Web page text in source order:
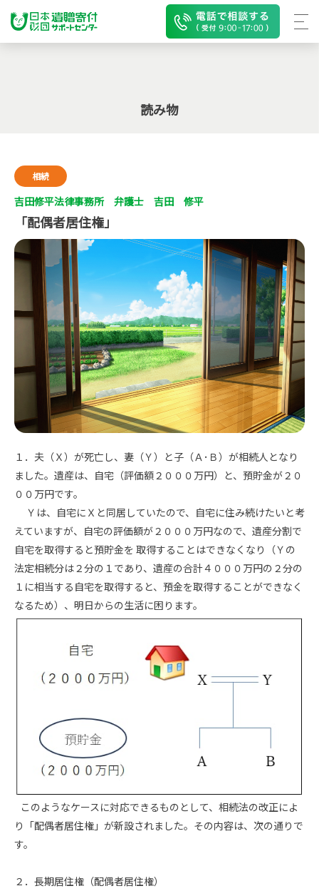
読み物
相続
吉田修平法律事務所 弁護士 吉田 修平
「配偶者居住権」
１．夫（Ｘ）が死亡し、妻（Ｙ）と子（Ａ･Ｂ）が相続人となり
ました。遺産は、自宅（評価額２０００万円）と、預貯金が２０
００万円です。
Ｙは、自宅にＸと同居していたので、自宅に住み続けたいと考
えていますが、自宅の評価額が２０００万円なので、遺産分割で
自宅を取得すると預貯金を 取得することはできなくなり（Ｙの
法定相続分は２分の１であり、遺産の合計４０００万円の２分の
１に相当する自宅を取得すると、預金を取得することができなく
なるため）、明日からの生活に困ります。
このようなケースに対応できるものとして、相続法の改正によ
り「配偶者居住権」が新設されました。その内容は、次の通りで
す。
２．長期居住権（配偶者居住権）